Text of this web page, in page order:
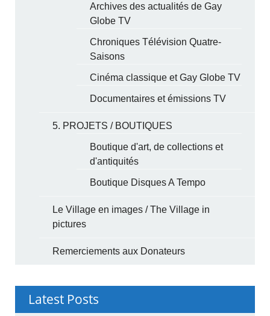
Archives des actualités de Gay
Globe TV
Chroniques Télévision Quatre-
Saisons
Cinéma classique et Gay Globe TV
Documentaires et émissions TV
5. PROJETS / BOUTIQUES
Boutique d'art, de collections et
d'antiquités
Boutique Disques A Tempo
Le Village en images / The Village in
pictures
Remerciements aux Donateurs
Latest Posts